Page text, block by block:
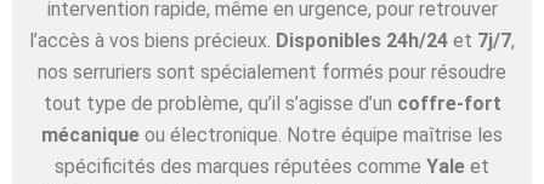
intervention rapide, même en urgence, pour retrouver
l’accès à vos biens précieux. Disponibles 24h/24 et 7j/7,
nos serruriers sont spécialement formés pour résoudre
tout type de problème, qu’il s’agisse d’un coffre-fort
mécanique ou électronique. Notre équipe maîtrise les
spécificités des marques réputées comme Yale et